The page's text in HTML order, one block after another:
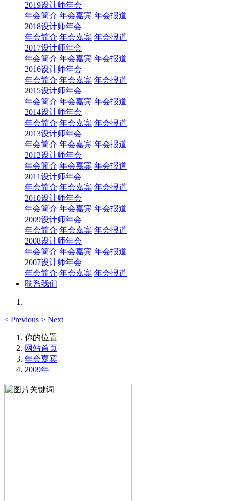
2019设计师年会
年会简介 年会嘉宾 年会报道
2018设计师年会
年会简介 年会嘉宾 年会报道
2017设计师年会
年会简介 年会嘉宾 年会报道
2016设计师年会
年会简介 年会嘉宾 年会报道
2015设计师年会
年会简介 年会嘉宾 年会报道
2014设计师年会
年会简介 年会嘉宾 年会报道
2013设计师年会
年会简介 年会嘉宾 年会报道
2012设计师年会
年会简介 年会嘉宾 年会报道
2011设计师年会
年会简介 年会嘉宾 年会报道
2010设计师年会
年会简介 年会嘉宾 年会报道
2009设计师年会
年会简介 年会嘉宾 年会报道
2008设计师年会
年会简介 年会嘉宾 年会报道
2007设计师年会
年会简介 年会嘉宾 年会报道
联系我们
< Previous > Next
你的位置
网站首页
年会嘉宾
2009年